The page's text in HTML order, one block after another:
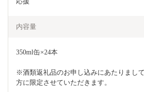
内容量
350ml缶×24本
※酒類返礼品のお申し込みにあたりまし
方に限定させていただきます。